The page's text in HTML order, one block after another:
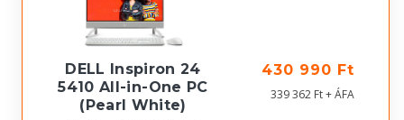
DELL Inspiron 24
5410 All-in-One PC
(Pearl White)
430 990 Ft
339 362 Ft + ÁFA